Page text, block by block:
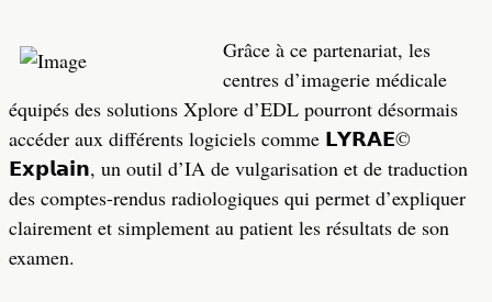
Grâce à ce partenariat, les
centres d’imagerie médicale
équipés des solutions Xplore d’EDL pourront désormais
accéder aux différents logiciels comme 𝗟𝗬𝗥𝗔𝗘©
𝗘𝘅𝗽𝗹𝗮𝗶𝗻, un outil d’IA de vulgarisation et de traduction
des comptes-rendus radiologiques qui permet d’expliquer
clairement et simplement au patient les résultats de son
examen.